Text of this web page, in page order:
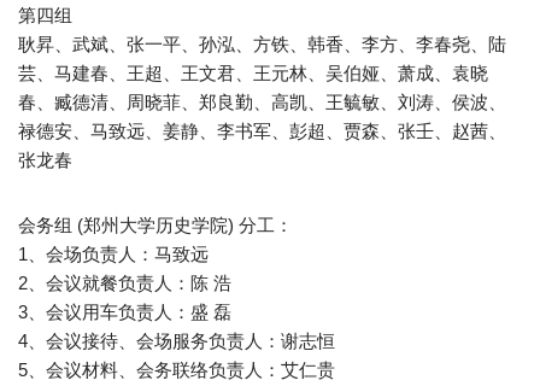
第四组
耿昇、武斌、张一平、孙泓、方铁、韩香、李方、李春尧、陆
芸、马建春、王超、王文君、王元林、吴伯娅、萧成、袁晓
春、臧德清、周晓菲、郑良勤、高凯、王毓敏、刘涛、侯波、
禄德安、马致远、姜静、李书军、彭超、贾森、张壬、赵茜、
张龙春
会务组 (郑州大学历史学院) 分工：
1、会场负责人：马致远
2、会议就餐负责人：陈 浩
3、会议用车负责人：盛 磊
4、会议接待、会场服务负责人：谢志恒
5、会议材料、会务联络负责人：艾仁贵